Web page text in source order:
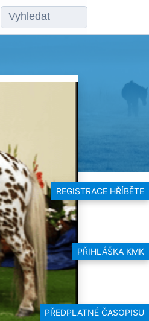
REGISTRACE HŘÍBĚTE
PŘIHLÁŠKA KMK
PŘEDPLATNÉ ČASOPISU